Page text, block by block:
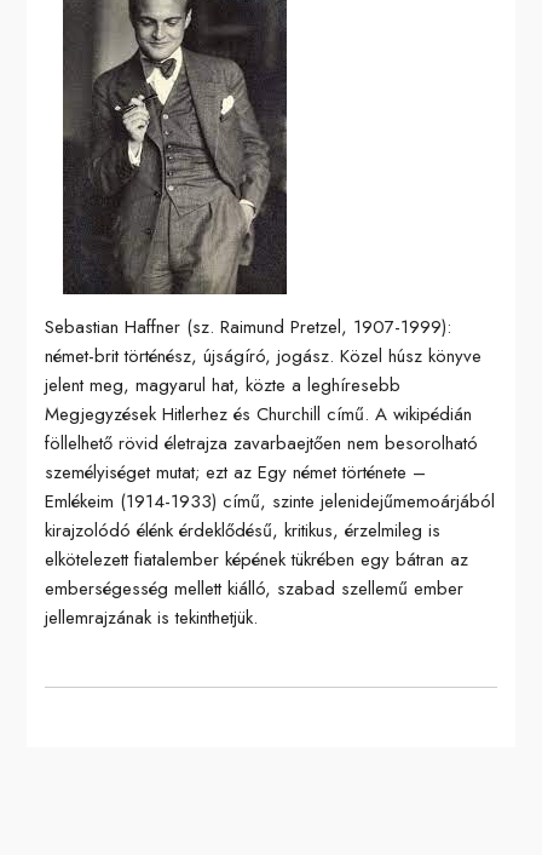
Sebastian Haffner (sz. Raimund Pretzel, 1907-1999):
német-brit történész, újságíró, jogász. Közel húsz könyve
jelent meg, magyarul hat, közte a leghíresebb
Megjegyzések Hitlerhez és Churchill című. A wikipédián
föllelhető rövid életrajza zavarbaejtően nem besorolható
személyiséget mutat; ezt az Egy német története –
Emlékeim (1914-1933) című, szinte jelenidejűmemoárjából
kirajzolódó élénk érdeklődésű, kritikus, érzelmileg is
elkötelezett fiatalember képének tükrében egy bátran az
emberségesség mellett kiálló, szabad szellemű ember
jellemrajzának is tekinthetjük.